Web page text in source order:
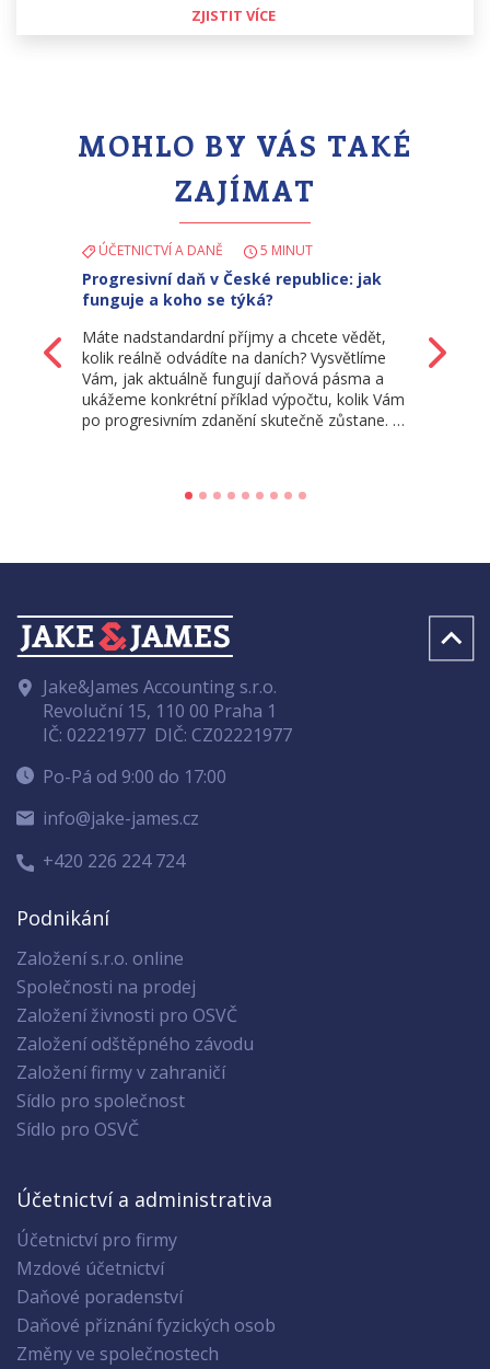
ZJISTIT VÍCE
MOHLO BY VÁS TAKÉ
ZAJÍMAT
Zpět
ÚČETNICTVÍ A DANĚ 5 MINUT
Progresivní daň v České republice: jak
funguje a koho se týká?
Máte nadstandardní příjmy a chcete vědět,
kolik reálně odvádíte na daních? Vysvětlíme
Vám, jak aktuálně fungují daňová pásma a
ukážeme konkrétní příklad výpočtu, kolik Vám
po progresivním zdanění skutečně zůstane. …
Jake&James Accounting s.r.o.
Revoluční 15, 110 00 Praha 1
IČ: 02221977 DIČ: CZ02221977
Po-Pá od 9:00 do 17:00
info@jake-james.cz
+420 226 224 724
Podnikání
Založení s.r.o. online
Společnosti na prodej
Založení živnosti pro OSVČ
Založení odštěpného závodu
Založení firmy v zahraničí
Sídlo pro společnost
Sídlo pro OSVČ
Účetnictví a administrativa
Účetnictví pro firmy
Mzdové účetnictví
Daňové poradenství
Daňové přiznání fyzických osob
Změny ve společnostech